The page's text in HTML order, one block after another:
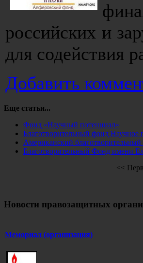
российских и
для содействия
Добавить
Еще статьи...
Фонд «Научный потенциал»
Благотворительный фонд Научное
Американский
Благотворительный Фонд имени
<<
Новости правозащитных
Мемориал (организация)